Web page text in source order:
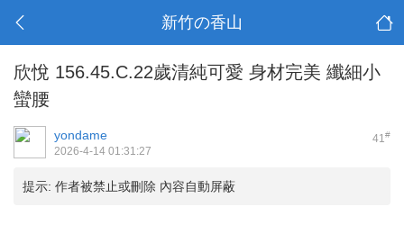
新竹の香山
欣悅 156.45.C.22歲清純可愛 身材完美 纖細小
蠻腰
41#
yondame
2026-4-14 01:31:27
提示: 作者被禁止或刪除 內容自動屏蔽